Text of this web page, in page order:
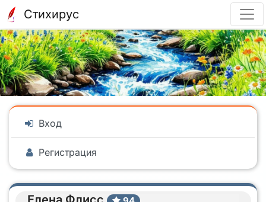
Стихирус
Вход
Регистрация